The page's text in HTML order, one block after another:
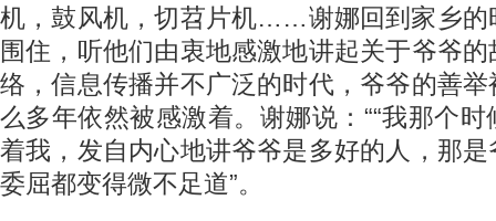
机，鼓风机，切苕片机……谢娜回到家乡的
围住，听他们由衷地感激地讲起关于爷爷
络，信息传播并不广泛的时代，爷爷的善
么多年依然被感激着。谢娜说：““我那个
着我，发自内心地讲爷爷是多好的人，那
委屈都变得微不足道”。